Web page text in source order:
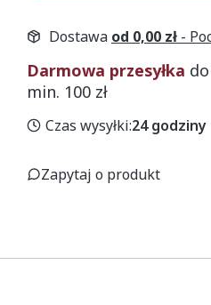
Dostawa od 0,00 zł -
Darmowa przesyłka
min. 100 zł
Czas wysyłki:24 godziny
Zapytaj o produkt